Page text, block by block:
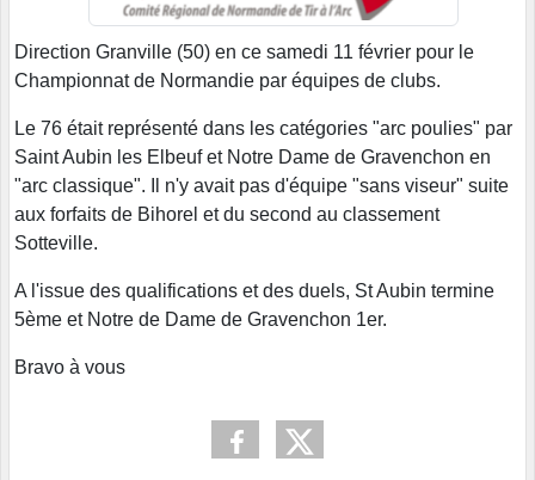
Direction Granville (50) en ce samedi 11 février pour le
Championnat de Normandie par équipes de clubs.
Le 76 était représenté dans les catégories "arc poulies" par
Saint Aubin les Elbeuf et Notre Dame de Gravenchon en
"arc classique". Il n'y avait pas d'équipe "sans viseur" suite
aux forfaits de Bihorel et du second au classement
Sotteville.
A l'issue des qualifications et des duels, St Aubin termine
5ème et Notre de Dame de Gravenchon 1er.
Bravo à vous